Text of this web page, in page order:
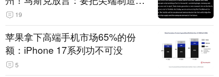
回美国
19
苹果拿下高端手机市场65%的份
额：iPhone 17系列功不可没
5